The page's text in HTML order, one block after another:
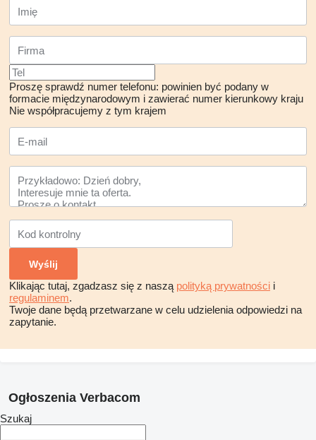
Proszę sprawdź numer telefonu: powinien być podany w
formacie międzynarodowym i zawierać numer kierunkowy kraju
Nie współpracujemy z tym krajem
Klikając tutaj, zgadzasz się z naszą polityką prywatności i
regulaminem.
Twoje dane będą przetwarzane w celu udzielenia odpowiedzi na
zapytanie.
Ogłoszenia Verbacom
Szukaj